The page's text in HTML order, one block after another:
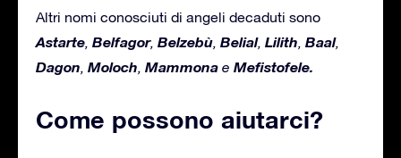
Altri nomi conosciuti di angeli decaduti sono
Astarte, Belfagor, Belzebù, Belial, Lilith, Baal,
Dagon, Moloch, Mammona e Mefistofele.
Come possono aiutarci?